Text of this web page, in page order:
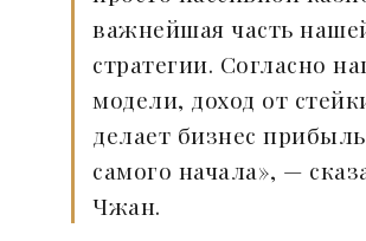
важнейшая часть
стратегии. Согласно
модели, доход от
делает бизнес
самого начала», —
Чжан.